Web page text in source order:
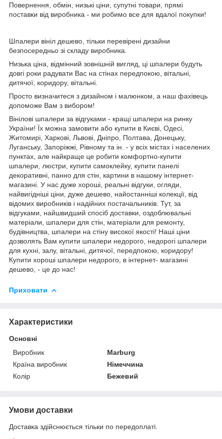
Повернення, обмін, низькі ціни, супутні товари, прямі
поставки від виробника - ми робимо все для вдалої покупки!
Шпалери вініл дешево, тільки перевірені дизайни
безпосередньо зі складу виробника.
Низька ціна, відмінний зовнішній вигляд, ці шпалери будуть
довгі роки радувати Вас на стінах передпокою, вітальні,
дитячої, коридору, вітальні.
Просто визначитеся з дизайном і малюнком, а наш фахівець
допоможе Вам з вибором!
Вінілові шпалери за відгуками - кращі шпалери на ринку
України! Їх можна замовити або купити в Києві, Одесі,
Житомирі, Харкові, Львові, Дніпро, Полтава, Донецьку,
Луганську, Запоріжжі, Рівному та ін. - у всіх містах і населених
пунктах, але найкраще це робити комфортно-купити
шпалери, люстри, купити самоклейку, купити панелі
декоративні, панно для стін, картини в нашому інтернет-
магазині. У нас дуже хороші, реальні відгуки, огляди,
найвигідніші ціни, дуже дешево, найостанніші колекції, від
відомих виробників і надійних постачальників. Тут, за
відгуками, найшвидший спосіб доставки, оздоблювальні
матеріали, шпалери для стін, матеріали для ремонту,
будівництва, шпалери на стіну високої якості! Наші ціни
дозволять Вам купити шпалери недорого, недорогі шпалери
для кухні, залу, вітальні, дитячої, передпокою, коридору!
Купити хороші шпалери недорого, в інтернет- магазині
дешево, - це до нас!
Приховати
Характеристики
Основні
Виробник
Marburg
Країна виробник
Німеччина
Колір
Бежевий
Умови доставки
Доставка здійснюється тільки по передоплаті.